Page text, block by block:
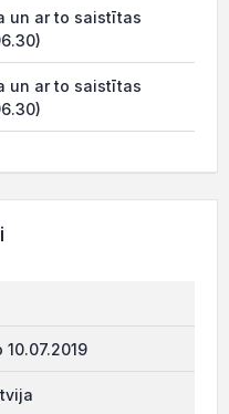
un ar to saistītas
un ar to saistītas
10.07.2019